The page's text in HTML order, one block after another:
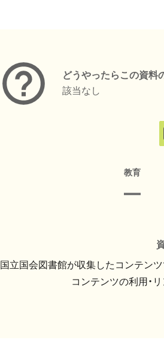
どうやったらこの資料
該当なし
教育
国立国会図書館が収集したコンテンツ
コンテンツの利用・